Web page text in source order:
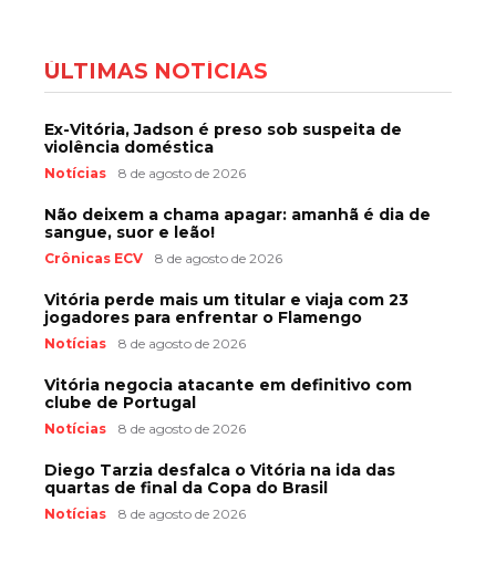
ÚLTIMAS NOTÍCIAS
Ex-Vitória, Jadson é preso sob suspeita de
violência doméstica
Notícias 8 de agosto de 2026
Não deixem a chama apagar: amanhã é dia de
sangue, suor e leão!
Crônicas ECV 8 de agosto de 2026
Vitória perde mais um titular e viaja com 23
jogadores para enfrentar o Flamengo
Notícias 8 de agosto de 2026
Vitória negocia atacante em definitivo com
clube de Portugal
Notícias 8 de agosto de 2026
Diego Tarzia desfalca o Vitória na ida das
quartas de final da Copa do Brasil
Notícias 8 de agosto de 2026